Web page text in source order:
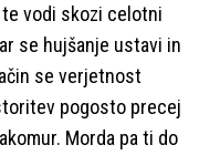
vodi skozi celotni
se hujšanje ustavi in
se verjetnost
pogosto precej
Morda pa ti do